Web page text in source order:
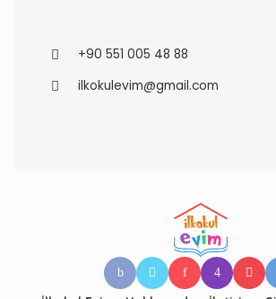
+90 551 005 48 88
ilkokulevim@gmail.com